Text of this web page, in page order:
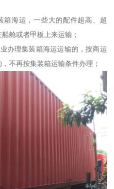
海运，一些大的配件超高、超
舱或者甲板上来运输；
办理集装箱海运运输的，按商运
不再按集装箱运输条件办理；